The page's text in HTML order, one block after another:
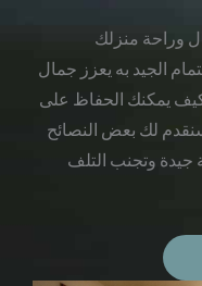
وراحة منزلك
الجيد به يعزز جمال
يمكنك الحفاظ على
لك بعض النصائح